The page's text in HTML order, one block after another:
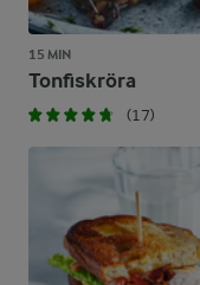
15 MIN
Tonfiskröra
(17)